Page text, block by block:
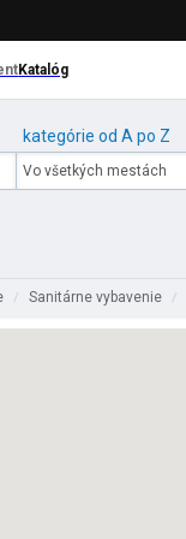
kategórie od A po Z
/ Sanitárne vybavenie /